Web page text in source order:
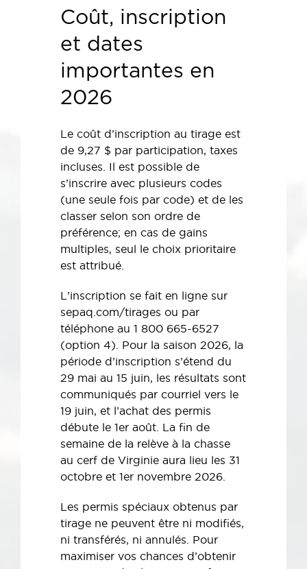
Coût, inscription
et dates
importantes en
2026
Le coût d’inscription au tirage est
de 9,27 $ par participation, taxes
incluses. Il est possible de
s’inscrire avec plusieurs codes
(une seule fois par code) et de les
classer selon son ordre de
préférence; en cas de gains
multiples, seul le choix prioritaire
est attribué.
L’inscription se fait en ligne sur
sepaq.com/tirages ou par
téléphone au 1 800 665-6527
(option 4). Pour la saison 2026, la
période d’inscription s’étend du
29 mai au 15 juin, les résultats sont
communiqués par courriel vers le
19 juin, et l’achat des permis
débute le 1er août. La fin de
semaine de la relève à la chasse
au cerf de Virginie aura lieu les 31
octobre et 1er novembre 2026.
Les permis spéciaux obtenus par
tirage ne peuvent être ni modifiés,
ni transférés, ni annulés. Pour
maximiser vos chances d’obtenir